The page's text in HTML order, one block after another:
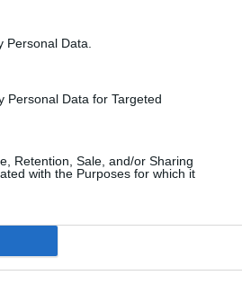
Data.
Personal Data for Targeted
Retention, Sale, and/or Sharing
with the Purposes for which it
a acabar con Onur
le exige que le